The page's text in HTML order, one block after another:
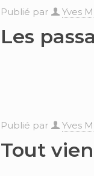
Publié par Yves
Les
Publié par Yves
Tout